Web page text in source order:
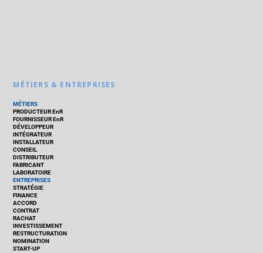
MÉTIERS & ENTREPRISES
MÉTIERS
PRODUCTEUR EnR
FOURNISSEUR EnR
DÉVELOPPEUR
INTÉGRATEUR
INSTALLATEUR
CONSEIL
DISTRIBUTEUR
FABRICANT
LABORATOIRE
ENTREPRISES
STRATÉGIE
FINANCE
ACCORD
CONTRAT
RACHAT
INVESTISSEMENT
RESTRUCTURATION
NOMINATION
START-UP